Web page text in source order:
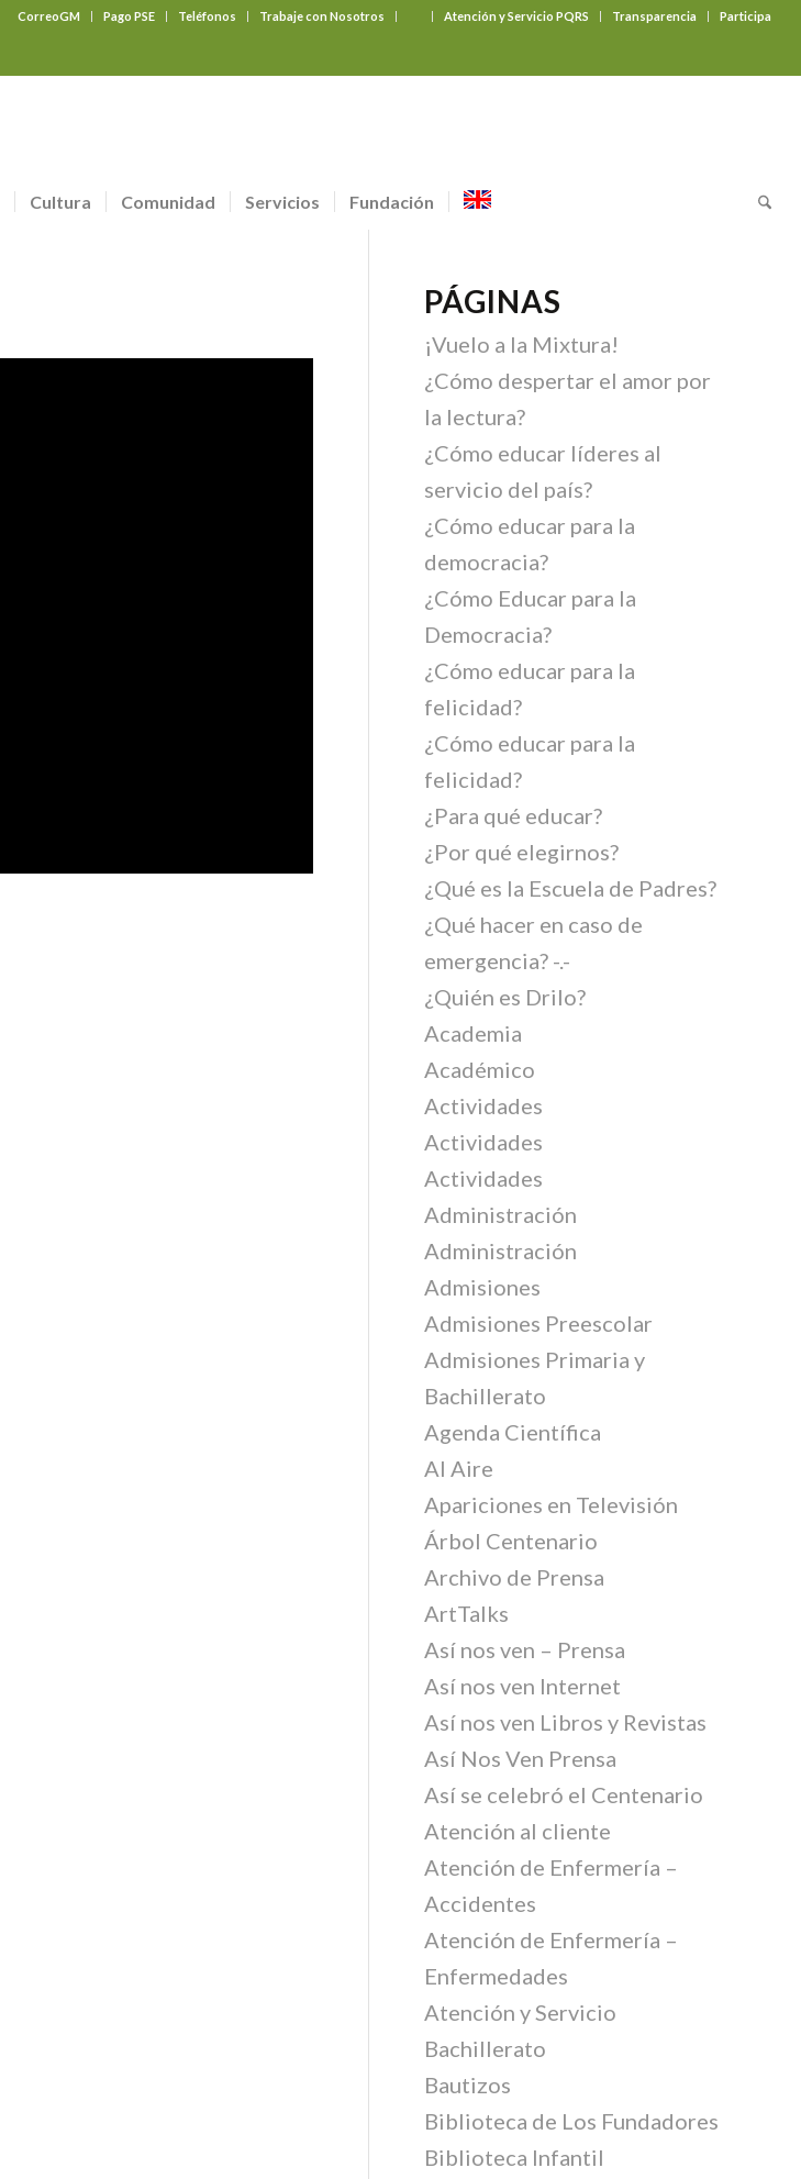
CorreoGM Pago PSE Teléfonos Trabaje con Nosotros Atención y Servicio PQRS Transparencia Participa
Cultura Comunidad Servicios Fundación
PÁGINAS
¡Vuelo a la Mixtura!
¿Cómo despertar el amor por
la lectura?
¿Cómo educar líderes al
servicio del país?
¿Cómo educar para la
democracia?
¿Cómo Educar para la
Democracia?
¿Cómo educar para la
felicidad?
¿Cómo educar para la
felicidad?
¿Para qué educar?
¿Por qué elegirnos?
¿Qué es la Escuela de Padres?
¿Qué hacer en caso de
emergencia? -.-
¿Quién es Drilo?
Academia
Académico
Actividades
Actividades
Actividades
Administración
Administración
Admisiones
Admisiones Preescolar
Admisiones Primaria y
Bachillerato
Agenda Científica
Al Aire
Apariciones en Televisión
Árbol Centenario
Archivo de Prensa
ArtTalks
Así nos ven – Prensa
Así nos ven Internet
Así nos ven Libros y Revistas
Así Nos Ven Prensa
Así se celebró el Centenario
Atención al cliente
Atención de Enfermería –
Accidentes
Atención de Enfermería –
Enfermedades
Atención y Servicio
Bachillerato
Bautizos
Biblioteca de Los Fundadores
Biblioteca Infantil